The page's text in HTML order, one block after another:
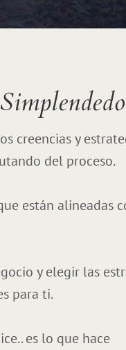
creencias y
del proceso.
están alineadas
y elegir las
para ti.
es lo que hace